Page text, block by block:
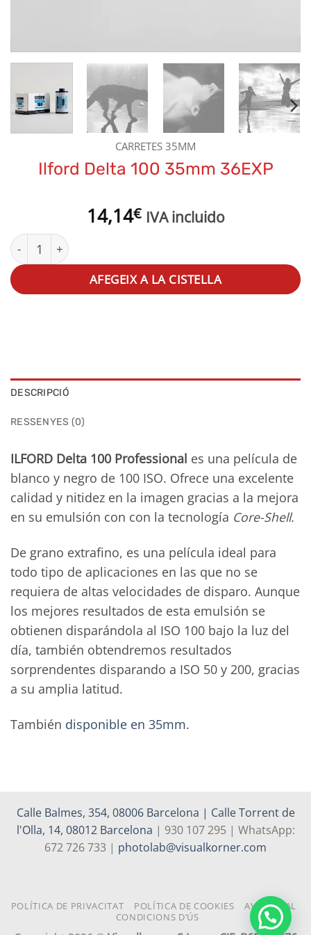
CARRETES 35MM
Ilford Delta 100 35mm 36EXP
14,14€ IVA incluido
quantitat de Ilford Delta 100 35mm 36EXP
AFEGEIX A LA CISTELLA
DESCRIPCIÓ
RESSENYES (0)
ILFORD Delta 100 Professional es una película de
blanco y negro de 100 ISO. Ofrece una excelente
calidad y nitidez en la imagen gracias a la mejora
en su emulsión con con la tecnología Core-Shell.
De grano extrafino, es una película ideal para
todo tipo de aplicaciones en las que no se
requiera de altas velocidades de disparo. Aunque
los mejores resultados de esta emulsión se
obtienen disparándola al ISO 100 bajo la luz del
día, también obtendremos resultados
sorprendentes disparando a ISO 50 y 200, gracias
a su amplia latitud.
También disponible en 35mm.
Calle Balmes, 354, 08006 Barcelona | Calle Torrent de
l'Olla, 14, 08012 Barcelona | 930 107 295 | WhatsApp:
672 726 733 | photolab@visualkorner.com
POLÍTICA DE PRIVACITAT POLÍTICA DE COOKIES
AVÍS LEGAL
CONDICIONS D’ÚS